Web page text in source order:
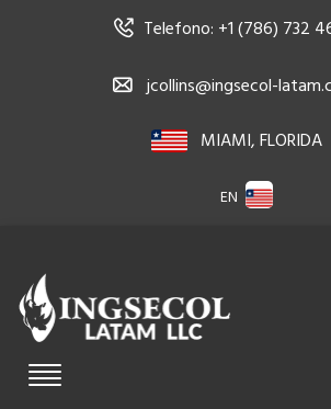
Telefono: +1 (786) 732
jcollins@ingsecol-
MIAMI, FLORIDA
EN